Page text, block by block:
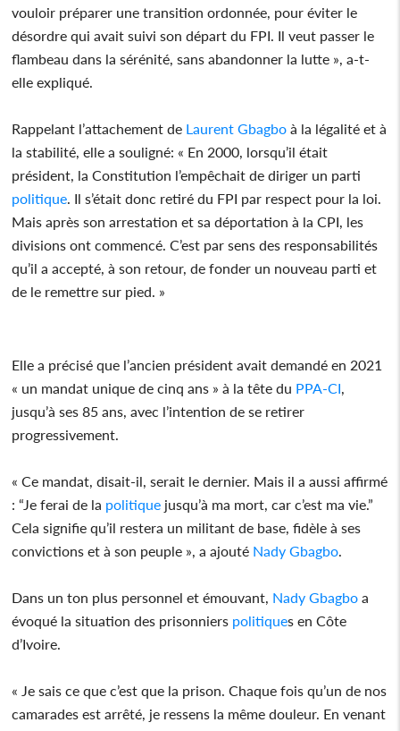
vouloir préparer une transition ordonnée, pour éviter le
désordre qui avait suivi son départ du FPI. Il veut passer le
flambeau dans la sérénité, sans abandonner la lutte », a-t-
elle expliqué.
Rappelant l’attachement de Laurent Gbagbo à la légalité et à
la stabilité, elle a souligné: « En 2000, lorsqu’il était
président, la Constitution l’empêchait de diriger un parti
politique. Il s’était donc retiré du FPI par respect pour la loi.
Mais après son arrestation et sa déportation à la CPI, les
divisions ont commencé. C’est par sens des responsabilités
qu’il a accepté, à son retour, de fonder un nouveau parti et
de le remettre sur pied. »
Elle a précisé que l’ancien président avait demandé en 2021
« un mandat unique de cinq ans » à la tête du PPA-CI,
jusqu’à ses 85 ans, avec l’intention de se retirer
progressivement.
« Ce mandat, disait-il, serait le dernier. Mais il a aussi affirmé
: “Je ferai de la politique jusqu’à ma mort, car c’est ma vie.”
Cela signifie qu’il restera un militant de base, fidèle à ses
convictions et à son peuple », a ajouté Nady Gbagbo.
Dans un ton plus personnel et émouvant, Nady Gbagbo a
évoqué la situation des prisonniers politiques en Côte
d’Ivoire.
« Je sais ce que c’est que la prison. Chaque fois qu’un de nos
camarades est arrêté, je ressens la même douleur. En venant